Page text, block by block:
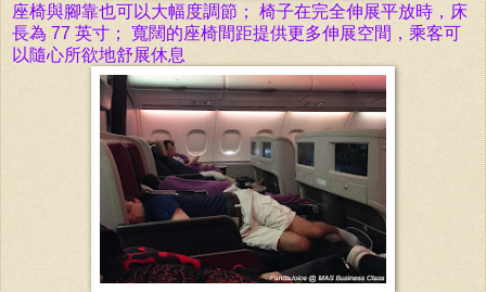
座椅與腳靠也可以大幅度調節； 椅子在完全伸展平放時， 床
長為 77 英寸 ； 寬闊的座椅間距提供更多伸展空間， 乘客可
以隨心所欲地舒展休息